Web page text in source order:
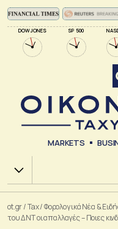
DOW JONES SP 500
MARKETS
Χ.Α.
ot.gr/Tax/Φορολογικά Νέα &
του ΔΝΤ οι απαλλαγές – Ποιες